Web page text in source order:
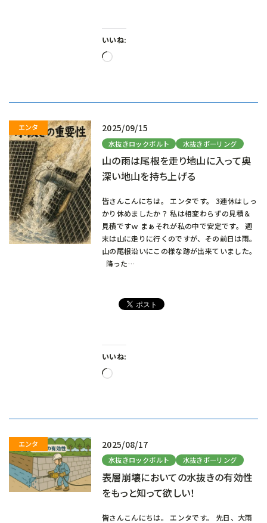
いいね:
読
2025/09/15
水抜きロックボルト 水抜きボーリング
山の雨は尾根を走り地山に入って奥
深い地山を持ち上げる
皆さんこんにちは。 エンタです。 3連休はしっ
かり休めましたか？ 私は相変わらずの見積＆
見積ですｗ まぁそれが私の中で安定です。 週
末は山に走りに行くのですが、その前日は雨。
山の尾根沿いにこの様な跡が出来ていました。
降った…
いいね:
読
2025/08/17
水抜きロックボルト 水抜きボーリング
表層崩壊においての水抜きの有効性
をもっと知って欲しい！
皆さんこんにちは。 エンタです。 先日、大雨